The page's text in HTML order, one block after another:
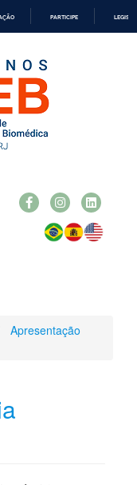
PARTICIPE
Apresentação